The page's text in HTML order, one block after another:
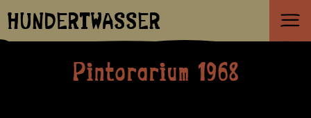
HUNDERTWASSER
Pintorarium 1968